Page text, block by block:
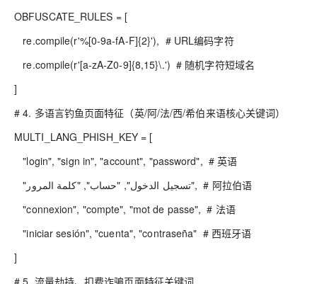
OBFUSCATE_RULES = [
re.compile(r'%[0-9a-fA-F]{2}'), # URL编码字符
re.compile(r'[a-zA-Z0-9]{8,15}\.') # 随机字符短域名
]
# 4. 多语言钓鱼页面特征（英/阿/法/西/希伯来语核心关键词）
MULTI_LANG_PHISH_KEY = [
"login", "sign in", "account", "password", # 英语
"تسجيل الدخول", "حساب", "كلمة المرور", # 阿拉伯语
"connexion", "compte", "mot de passe", # 法语
"iniciar sesión", "cuenta", "contraseña" # 西班牙语
]
# 5. 流量劫持、扣费诈骗页面特征关键词